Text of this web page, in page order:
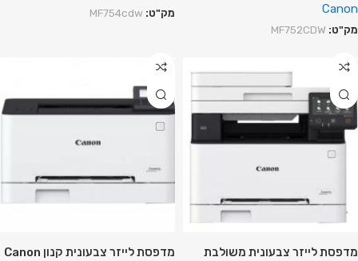
Canon
מק"ט: MF752CDW
מק"ט: MF754cdw
מדפסת ‏לייזר צבעונית משולבת
מדפסת ‏לייזר צבעונית קנון Canon